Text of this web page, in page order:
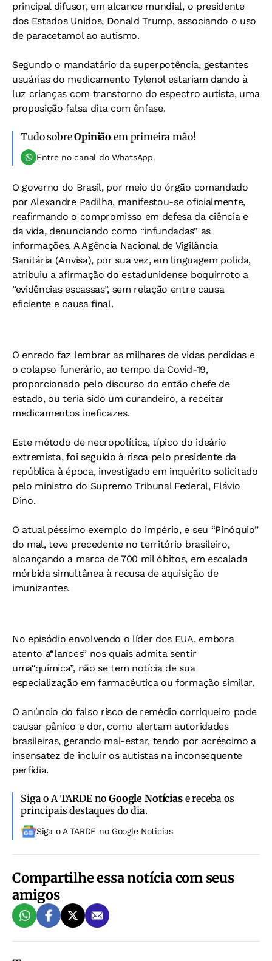
principal difusor, em alcance mundial, o presidente
dos Estados Unidos, DonaldTrump, associando o uso
de paracetamol ao autismo.
Segundo o mandatário da superpotência, gestantes
usuárias do medicamento Tylenol estariam dando à
luz crianças com transtorno do espectro autista, uma
proposição falsa dita com ênfase.
Tudo sobreOpinião em primeira mão!
Entre no canal do WhatsApp.
O governo do Brasil, por meio do órgão comandado
por Alexandre Padilha, manifestou-se oficialmente,
reafirmando o compromisso em defesa da ciência e
davida, denunciando como “infundadas” as
informações. A Agência Nacional de Vigilância
Sanitária (Anvisa), por sua vez, em linguagem polida,
atribuiu a afirmação do estadunidense boquirroto a
“evidências escassas”, sem relação entre causa
eficiente e causa final.
O enredo faz lembrar as milhares devidas perdidas e
o colapso funerário, aotempo da Covid-19,
proporcionado pelo discurso do então chefe de
estado, ou teria sido um curandeiro, a receitar
medicamentos ineficazes.
Este método de necropolítica, típico do ideário
extremista, foi seguido à risca pelo presidente da
república à época, investigado em inquérito solicitado
pelo ministro do Supremo Tribunal Federal, Flávio
Dino.
O atual péssimo exemplo do império, e seu “Pinóquio”
do mal, teve precedente noterritório brasileiro,
alcançando a marca de700 mil óbitos, em escalada
mórbida simultânea à recusa de aquisição de
imunizantes.
No episódio envolvendo o líder dos EUA, embora
atento a“lances” nos quais admita sentir
uma“química”, não se tem notícia de sua
especialização em farmacêutica ou formação similar.
O anúncio do falso risco de remédio corriqueiro pode
causar pânico e dor, como alertam autoridades
brasileiras, gerando mal-estar, tendo por acréscimo a
insensatez de incluir os autistas na inconsequente
perfídia.
Siga o A TARDE noGoogle Notíciase receba os
principais destaques do dia.
Siga o A TARDE no Google Noticias
Compartilhe essa notícia com seus
amigos